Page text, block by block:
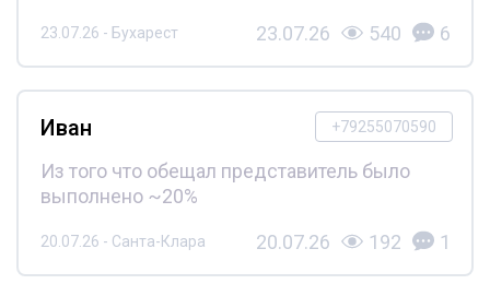
23.07.26 - Бухарест 23.07.26 540 6
+79255070590
Иван
Из того что обещал представитель было
выполнено ~20%
20.07.26 - Санта-Клара 20.07.26 192 1